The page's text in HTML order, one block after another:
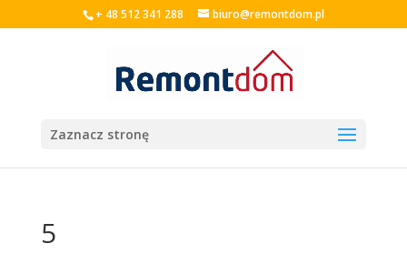
+ 48 512 341 288 biuro@remontdom.pl
Zaznacz stronę
5